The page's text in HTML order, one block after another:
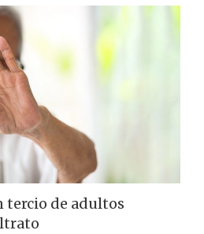
tercio de adultos